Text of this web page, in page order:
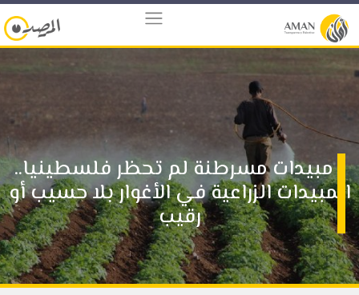
مبيدات مسرطنة لم تحظر فلسطينيا..
المبيدات الزراعية في الأغوار بلا حسيب أو
رقيب